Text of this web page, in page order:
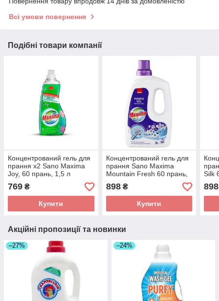
Всі умови повернення
Подібні товари компанії
Концентрований гель для
прання х2 Sano Maxima
Joy, 60 прань, 1,5 л
769 ₴
Купити
Концентрований гель для
прання Sano Maxima
Mountain Fresh 60 прань,
3 л
898₴
Купити
Silk
898
Акційні пропозиції та новинки
–27% –24%